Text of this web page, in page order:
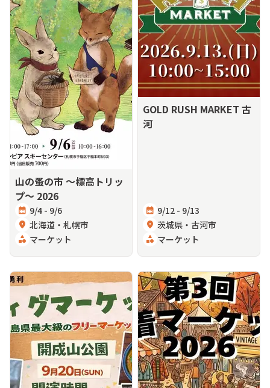
山の蚤の市 〜標高トリッ
プ〜 2026
calendar_month 9/4 - 9/6
location_on 北海道・札幌市
category マーケット
GOLD RUSH MARKET 古
河
calendar_month 9/12 - 9/13
location_on 茨城県・古河市
category マーケット